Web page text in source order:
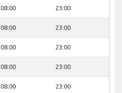
08:00 23:00
08:00 23:00
08:00 23:00
08:00 23:00
08:00 23:00